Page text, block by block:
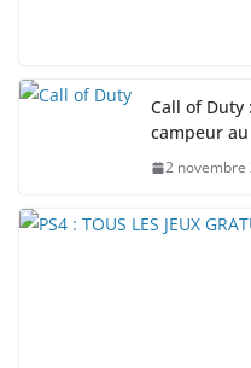
Call of Duty
campeur
2 novembre